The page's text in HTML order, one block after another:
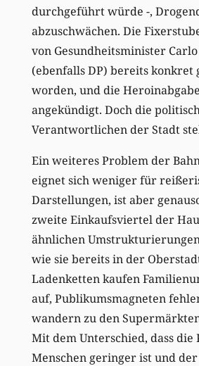
durchgeführt würde -,
abzuschwächen. Die
von Gesundheitsminister
(ebenfalls DP) bereits konkret
worden, und die
angekündigt. Doch die
Verantwortlichen der Stadt
Ein weiteres Problem der
eignet sich weniger für
Darstellungen, ist aber
zweite Einkaufsviertel der
ähnlichen
wie sie bereits in der
Ladenketten kaufen
auf, Publikumsmagneten
wandern zu den
Mit dem Unterschied, dass
Menschen geringer ist und der